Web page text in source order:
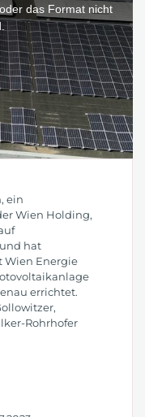
das Format nicht
ein
Wien Holding,
hat
Energie
errichtet.
Rohrhofer